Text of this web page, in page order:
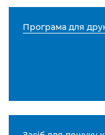
Програма для